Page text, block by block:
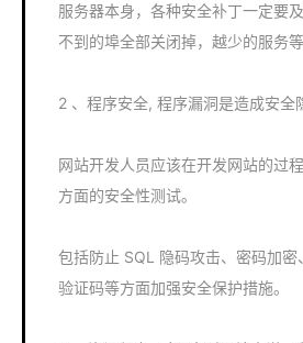
服务器本身，各种安全补丁一定要
不到的埠全部关闭掉，越少的服务
2 、程序安全, 程序漏洞是造成安全
网站开发人员应该在开发网站的过
方面的安全性测试。
包括防止 SQL 隐码攻击、密码加密
验证码等方面加强安全保护措施。